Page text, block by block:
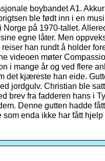
boybandet A1.
ble født inn i en
på 1970-tallet.
egne låter. Men
han rundt å holder
videoen møter
i mange år og ved flere
det kjæreste han eide.
jordgulv. Christian ble
brev fra fadderen hans i
Denne gutten hadde
enda ikke har fått